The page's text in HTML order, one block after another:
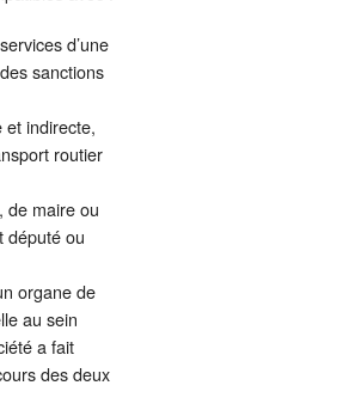
d’une
sanctions
indirecte,
routier
de maire ou
député ou
organe de
au sein
a fait
des deux